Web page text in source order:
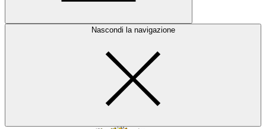
Nascondi la navigazione